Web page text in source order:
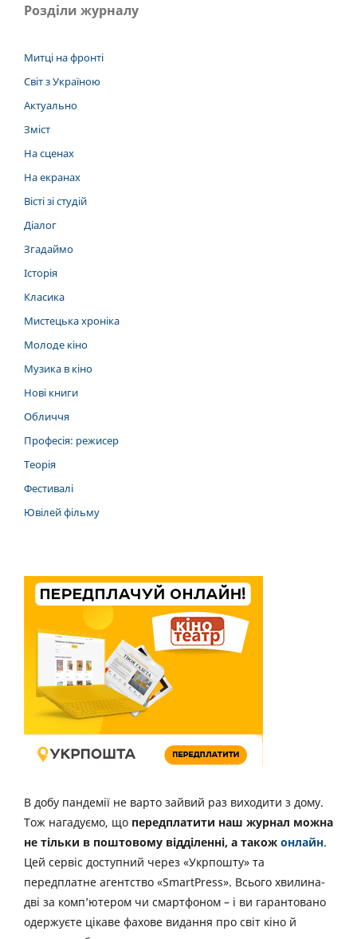
Розділи журналу
Митці на фронті
Світ з Україною
Актуально
Зміст
На сценах
На екранах
Вісті зі студій
Діалог
Згадаймо
Історія
Класика
Мистецька хроніка
Молоде кіно
Музика в кіно
Нові книги
Обличчя
Професія: режисер
Теорія
Фестивалі
Ювілей фільму
В добу пандемії не варто зайвий раз виходити з дому.
Тож нагадуємо, що передплатити наш журнал можна
не тільки в поштовому відділенні, а також онлайн.
Цей сервіс доступний через «Укрпошту» та
передплатне агентство «SmartPress». Всього хвилина-
дві за комп’ютером чи смартфоном – і ви гарантовано
одержуєте цікаве фахове видання про світ кіно й